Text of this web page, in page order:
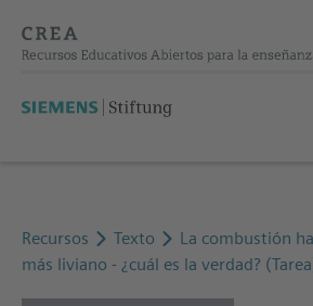
Recursos Texto
La combustión
más liviano - ¿cuál es la verdad?